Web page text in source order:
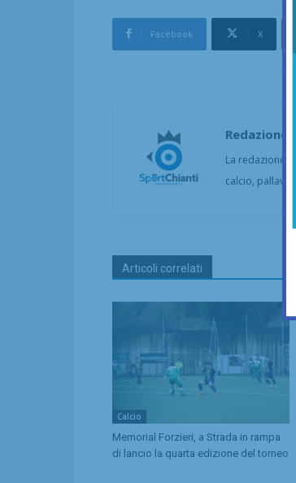
Facebook X
Redazione
La redazione
calcio,
Articoli correlati
Calcio
Memorial Forzieri, a Strada in rampa
di lancio la quarta edizione del torneo